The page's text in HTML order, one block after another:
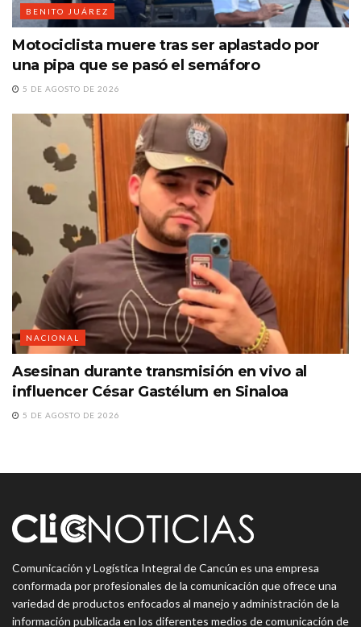
BENITO JUÁREZ
Motociclista muere tras ser aplastado por
una pipa que se pasó el semáforo
5 DE AGOSTO DE 2026
NACIONAL
Asesinan durante transmisión en vivo al
influencer César Gastélum en Sinaloa
5 DE AGOSTO DE 2026
Comunicación y Logística Integral de Cancún es una empresa
conformada por profesionales de la comunicación que ofrece una
variedad de productos enfocados al manejo y administración de la
información publicada en los diferentes medios de comunicación de